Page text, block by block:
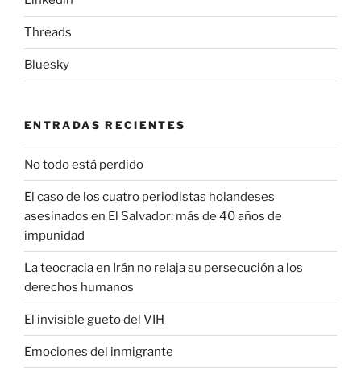
Threads
Bluesky
ENTRADAS RECIENTES
No todo está perdido
El caso de los cuatro periodistas holandeses
asesinados en El Salvador: más de 40 años de
impunidad
La teocracia en Irán no relaja su persecución a los
derechos humanos
El invisible gueto del VIH
Emociones del inmigrante